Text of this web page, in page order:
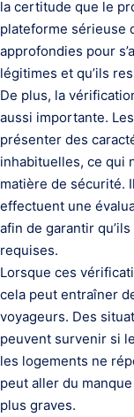
la certitude que le
plateforme sérieuse
approfondies pour
légitimes et qu’ils
De plus, la
aussi importante.
présenter des
inhabituelles, ce qui
matière de sécurité.
effectuent une
afin de garantir
requises.
Lorsque ces
cela peut entraîner
voyageurs. Des
peuvent survenir si
les logements ne
peut aller du
plus graves.